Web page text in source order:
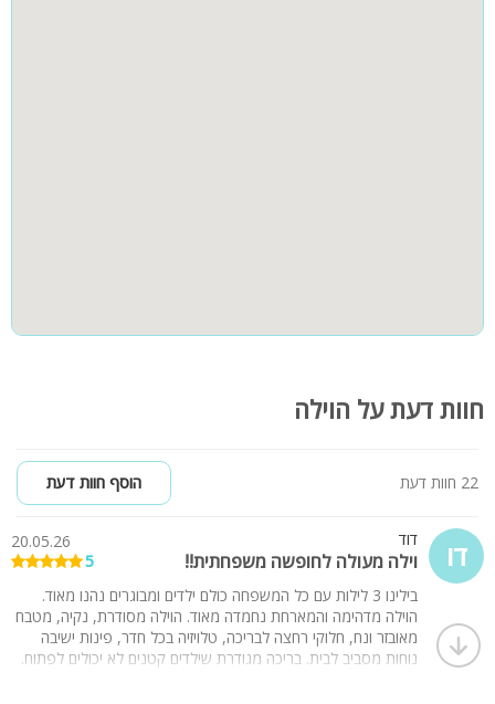
חוות דעת על הוילה
22 חוות דעת הוסף חוות דעת
דו דוד
וילה מעולה לחופשה משפחתית!!
20.05.26
5
בילינו 3 לילות עם כל המשפחה כולם ילדים ומבוגרים נהנו מאוד.
הוילה מדהימה והמארחת נחמדה מאוד. הוילה מסודרת, נקיה, מטבח
מאובזר ונח, חלוקי רחצה לבריכה, טלויזיה בכל חדר, פינות ישיבה
נוחות מסביב לבית. בריכה מגודרת שילדים קטנים לא יכולים לפתוח.